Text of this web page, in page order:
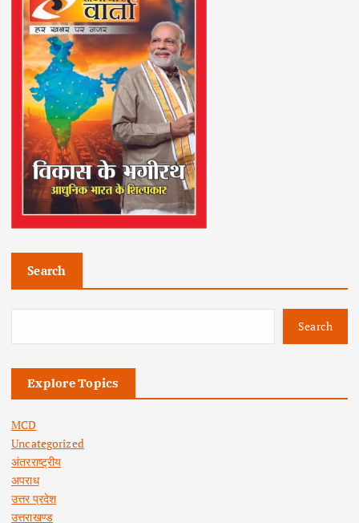
Search
Search
Explore Topics
MCD
Uncategorized
अंतरराष्ट्रीय
अपराध
उत्तर प्रदेश
उत्तराखण्ड